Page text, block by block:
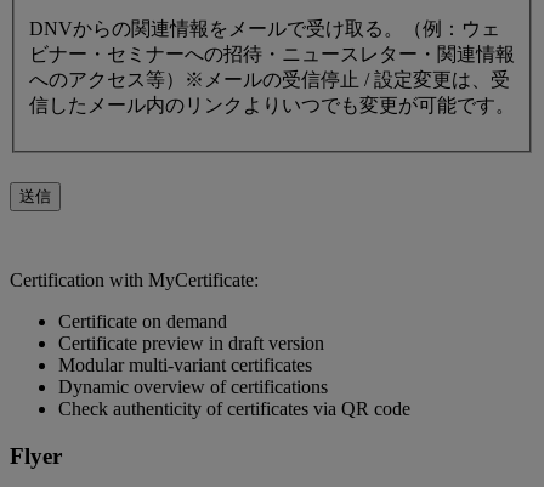
DNVからの関連情報をメールで受け取る。（例：ウェ
ビナー・セミナーへの招待・ニュースレター・関連情報
へのアクセス等）※メールの受信停止 / 設定変更は、受
信したメール内のリンクよりいつでも変更が可能です。
送信
Certification with MyCertificate:
Certificate on demand
Certificate preview in draft version
Modular multi-variant certificates
Dynamic overview of certifications
Check authenticity of certificates via QR code
Flyer